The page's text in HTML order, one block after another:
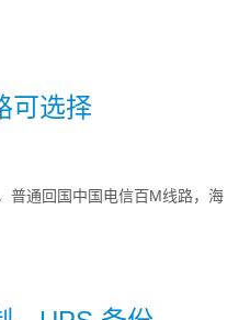
可选择
普通回国中国电信百M线路，海